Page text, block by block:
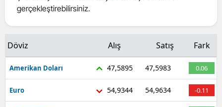
gerçekleştirebilirsiniz.
Döviz Alış Satış Fark
Amerikan Doları 47,5895 47,5983 0.06
Euro 54,9344 54,9634 -0.11